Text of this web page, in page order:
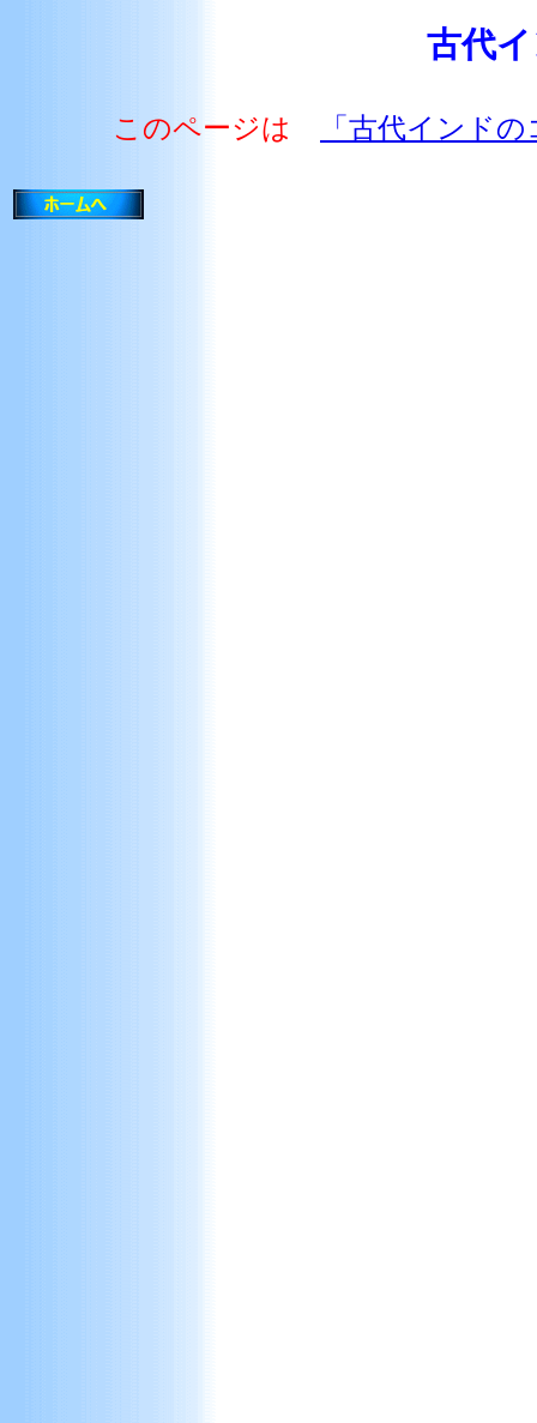
古代
このページは 「古代インド